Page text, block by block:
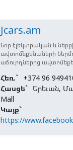
Jcars.am
Նոր էլեկտրական և
ավտոմեքենաների
աճուրդներից
Հեռ.` +374 96
Հասցե` Երեւան,
Mall
Կայք`
https://